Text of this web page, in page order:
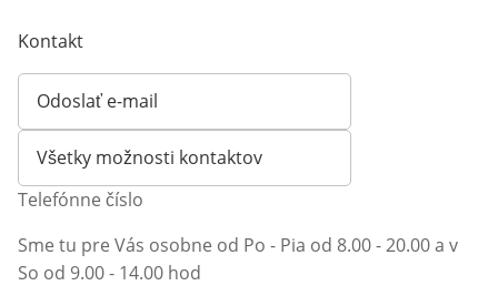
Kontakt
Odoslať e-mail
Otvorí e-mailového klienta
Všetky možnosti kontaktov
Telefónne číslo
Sme tu pre Vás osobne od Po - Pia od 8.00 - 20.00 a v
So od 9.00 - 14.00 hod